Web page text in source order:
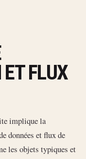
FLUX
implique la
données et flux de
les objets typiques et